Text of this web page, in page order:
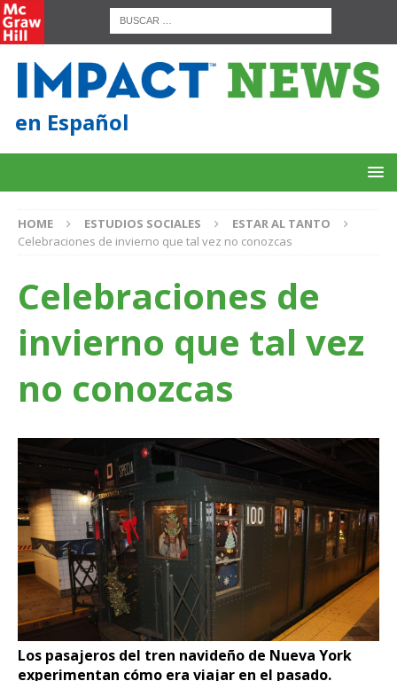
en Español
HOME ESTUDIOS SOCIALES
ESTAR AL TANTO
Celebraciones de invierno que tal vez no conozcas
Celebraciones de
invierno que tal vez
no conozcas
Los pasajeros del tren navideño de Nueva York
experimentan cómo era viajar en el pasado.